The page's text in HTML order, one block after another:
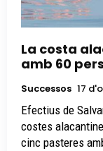
La costa
amb 60
Successos 17
Efectius de
costes
cinc pasteres